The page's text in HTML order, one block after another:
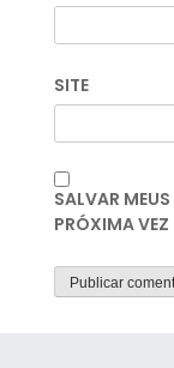
SITE
SALVAR
PRÓXIMA VEZ